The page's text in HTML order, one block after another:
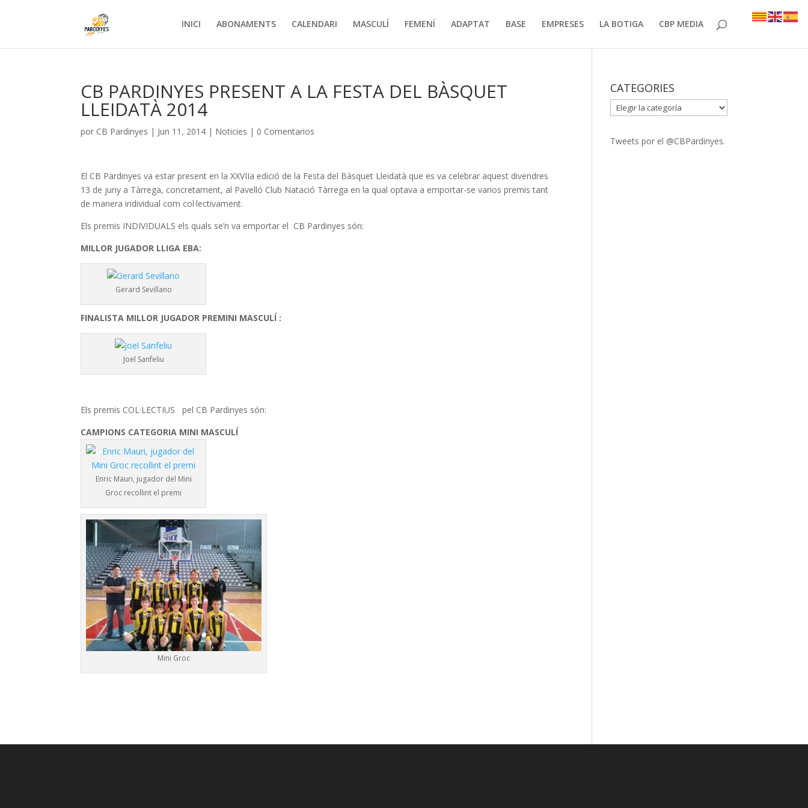
INICI ABONAMENTS CALENDARI MASCULÍ FEMENÍ ADAPTAT BASE EMPRESES LA BOTIGA CBP MEDIA
CB PARDINYES PRESENT A LA FESTA DEL BÀSQUET
LLEIDATÀ 2014
por CB Pardinyes | Jun 11, 2014 | Noticies | 0 Comentarios
El CB Pardinyes va estar present en la XXVIIa edició de la Festa del Bàsquet Lleidatà que es va celebrar aquest divendres
13 de juny a Tàrrega, concretament, al Pavelló Club Natació Tàrrega en la qual optava a emportar-se varios premis tant
de manera individual com col·lectivament.
Els premis INDIVIDUALS els quals se’n va emportar el CB Pardinyes són:
MILLOR JUGADOR LLIGA EBA:
Gerard Sevillano
FINALISTA MILLOR JUGADOR PREMINI MASCULÍ :
Joel Sanfeliu
Els premis COL·LECTIUS pel CB Pardinyes són:
CAMPIONS CATEGORIA MINI MASCULÍ
Enric Mauri, jugador del Mini
Groc recollint el premi
Mini Groc
CATEGORIES
CATEGORIES
Tweets por el @CBPardinyes.